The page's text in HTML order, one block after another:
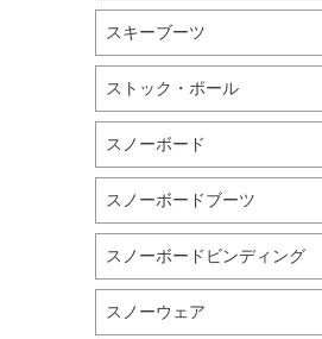
スキーブーツ
ストック・ポール
スノーボード
スノーボードブーツ
スノーボードビンディング
スノーウェア